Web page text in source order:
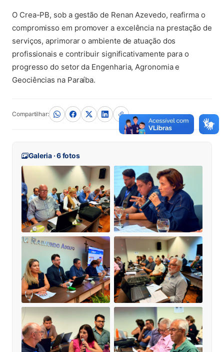
O Crea-PB, sob a gestão de Renan Azevedo, reafirma o
compromisso em promover a excelência na prestação de
serviços, aprimorar o ambiente de atuação dos
profissionais e contribuir significativamente para o
progresso do setor da Engenharia, Agronomia e
Geociências na Paraíba.
Compartilhar:
Galeria · 6 fotos